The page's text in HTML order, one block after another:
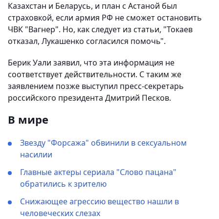
Казахстан и Беларусь, и план с Астаной был
страховкой, если армия РФ не сможет остановить
ЧВК "Вагнер". Но, как следует из статьи, "Токаев
отказал, Лукашенко согласился помочь".
Берик Уали заявил, что эта информация не
соответствует действительности. С таким же
заявлением позже выступил пресс-секретарь
российского президента Дмитрий Песков.
В мире
Звезду "Форсажа" обвинили в сексуальном
насилии
Главные актеры сериала "Слово пацана"
обратились к зрителю
Снижающее агрессию вещество нашли в
человеческих слезах